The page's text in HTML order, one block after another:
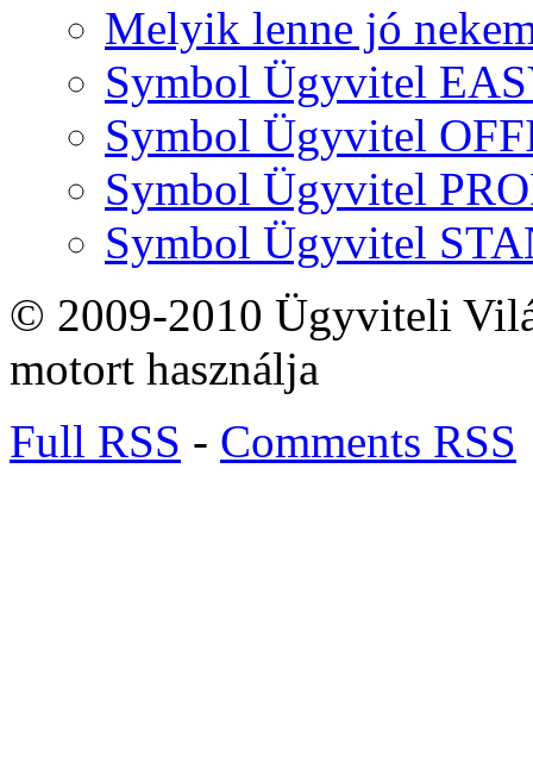
Melyik lenne jó
Symbol Ügyvitel
Symbol Ügyvitel
Symbol Ügyvitel
Symbol Ügyvitel
© 2009-2010 Ügyviteli
motort használja
Full RSS - Comments RSS